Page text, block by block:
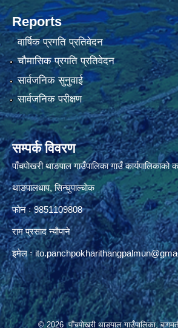
Reports
वार्षिक प्रगति प्रतिवेदन
चौमासिक प्रगति प्रतिवेदन
सार्वजनिक सुनुवाई
सार्वजनिक परीक्षण
सम्पर्क विवरण
पाँचपाेखरी थाङपाल गाउँपालिका गाउँ कार्यपालिकाको
थाङपालधाप, सिन्घुपाल्चाेक
फाेन ः 9851109808
राम प्रसाद न्याैपाने
इमेल ः
© 2026 पाँचपोखरी थाङपाल गाउँपालिका,